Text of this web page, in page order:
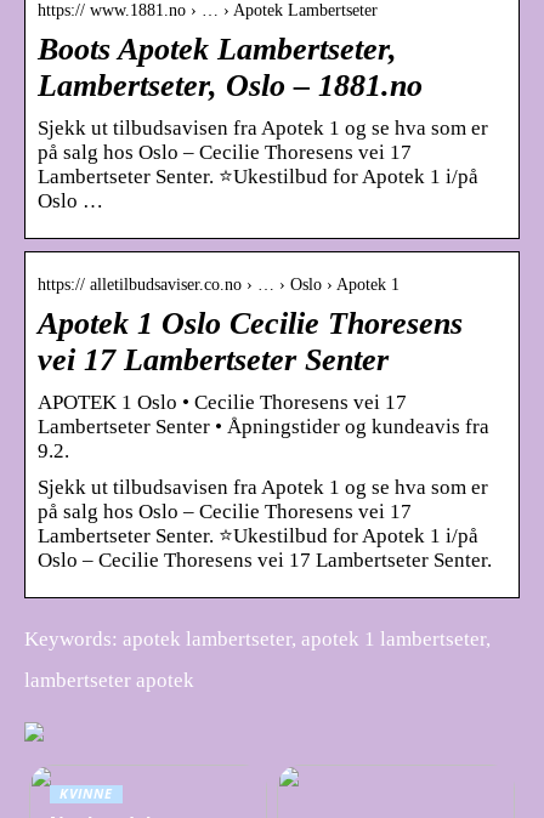
https:// www.1881.no › … › Apotek Lambertseter
Boots Apotek Lambertseter,
Lambertseter, Oslo – 1881.no
Sjekk ut tilbudsavisen fra Apotek 1 og se hva som er
på salg hos Oslo – Cecilie Thoresens vei 17
Lambertseter Senter. ⭐Ukestilbud for Apotek 1 i/på
Oslo …
https:// alletilbudsaviser.co.no › … › Oslo › Apotek 1
Apotek 1 Oslo Cecilie Thoresens
vei 17 Lambertseter Senter
APOTEK 1 Oslo • Cecilie Thoresens vei 17
Lambertseter Senter • Åpningstider og kundeavis fra
9.2.
Sjekk ut tilbudsavisen fra Apotek 1 og se hva som er
på salg hos Oslo – Cecilie Thoresens vei 17
Lambertseter Senter. ⭐Ukestilbud for Apotek 1 i/på
Oslo – Cecilie Thoresens vei 17 Lambertseter Senter.
Keywords: apotek lambertseter, apotek 1 lambertseter,
lambertseter apotek
KVINNE